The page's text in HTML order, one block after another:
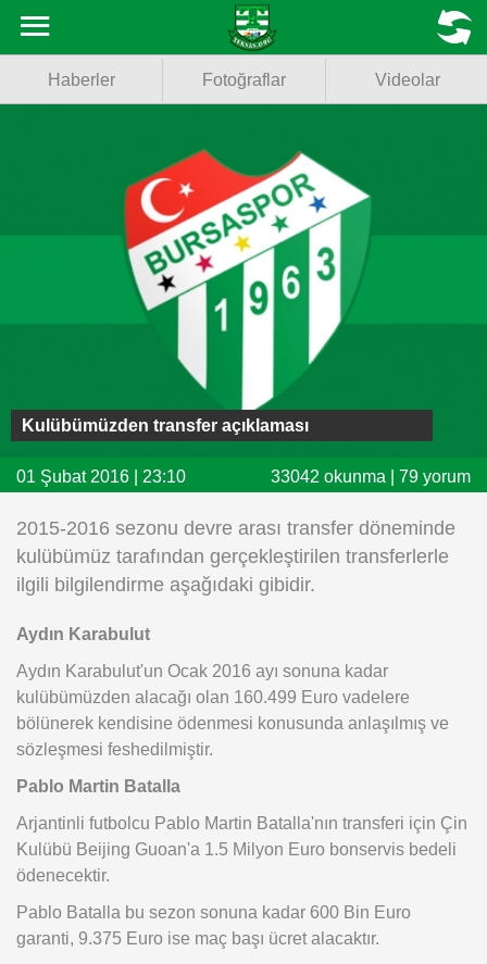
Fotoğraflar
Basketbol
Voleybol
Puan Durumu
Facebook
Twitter
Instagram
Android
iOS
MENU
Haberler Fotoğraflar Videolar
Kulübümüzden transfer açıklaması
01 Şubat 2016 | 23:10 33042 okunma | 79 yorum
2015-2016 sezonu devre arası transfer döneminde
kulübümüz tarafından gerçekleştirilen transferlerle
ilgili bilgilendirme aşağıdaki gibidir.
Aydın Karabulut
Aydın Karabulut'un Ocak 2016 ayı sonuna kadar
kulübümüzden alacağı olan 160.499 Euro vadelere
bölünerek kendisine ödenmesi konusunda anlaşılmış ve
sözleşmesi feshedilmiştir.
Pablo Martin Batalla
Arjantinli futbolcu Pablo Martin Batalla'nın transferi için Çin
Kulübü Beijing Guoan'a 1.5 Milyon Euro bonservis bedeli
ödenecektir.
Pablo Batalla bu sezon sonuna kadar 600 Bin Euro
garanti, 9.375 Euro ise maç başı ücret alacaktır.